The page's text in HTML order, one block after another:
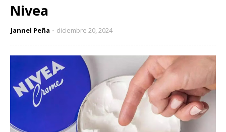
Nivea
Jannel Peña diciembre 20, 2024